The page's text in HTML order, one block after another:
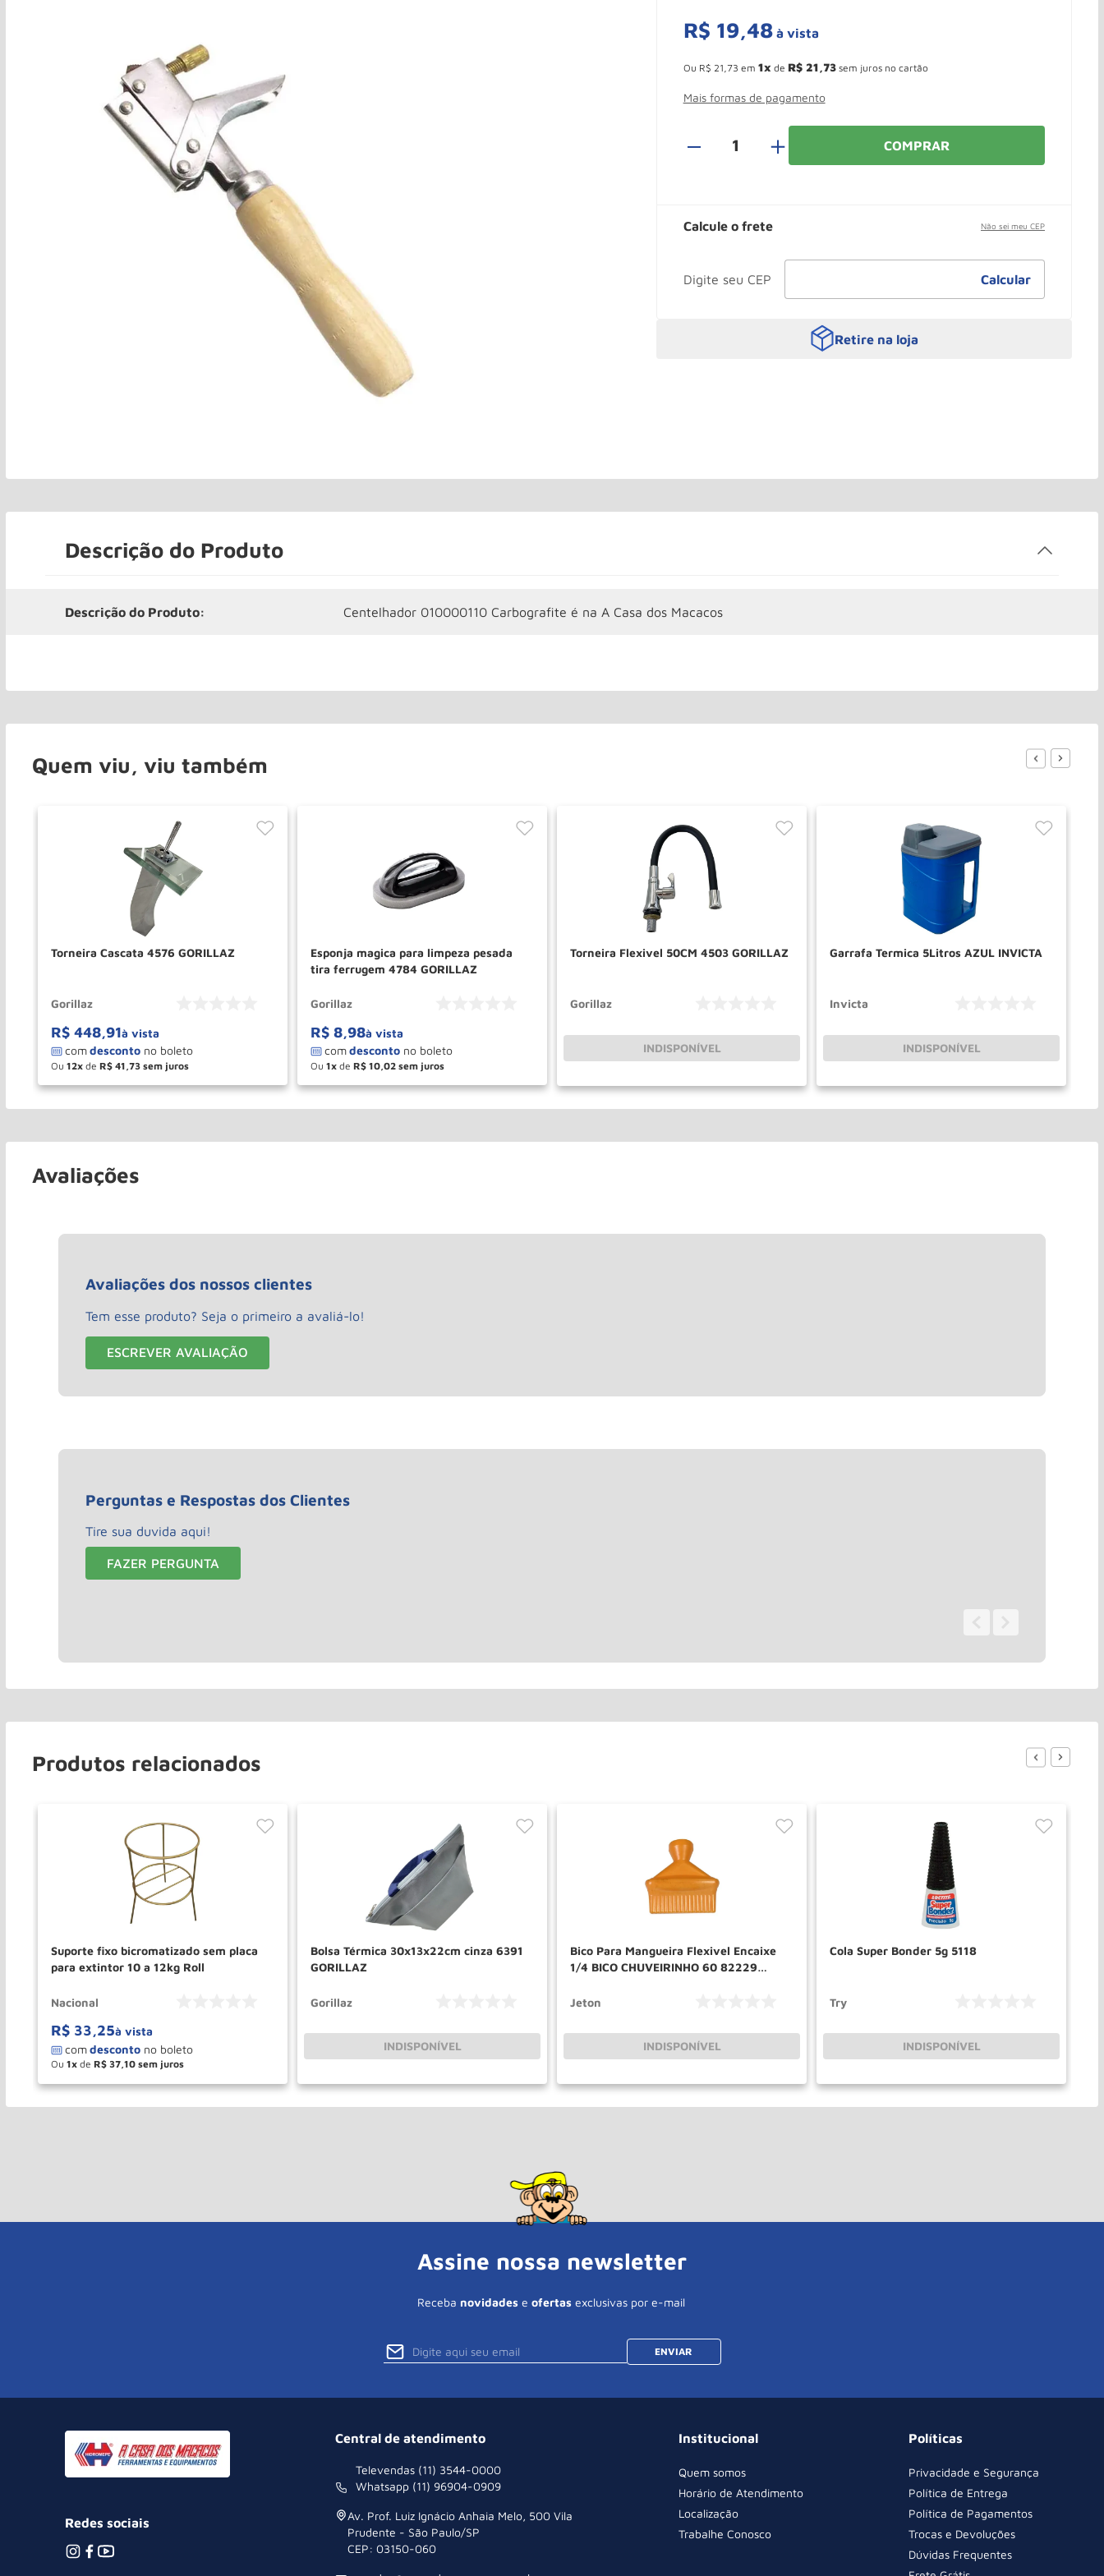
R$ 19,48à vista
Ou R$ 21 73 em 1 de R$ 21,73sem juros no cartão
Mais formas de pagamento
＋ COMPRAR
Calcule o frete Não sei meu CEP
Retire na loja
Descrição do Produto
Descrição do Produto: Centelhador 010000110 Carbografite é na A Casa dos Macacos
Quem viu, viu também
Torneira Cascata 4576 GORILLAZ
Gorillaz
R$ 448,91à vista
Ou 12 de R$ 41 73
＋
－ COMPRAR
Esponja magica para limpeza pesada
tira ferrugem 4784 GORILLAZ
Gorillaz
R$ 8,98à vista
Ou 1 de R$ 10 02
＋
－ COMPRAR
Torneira Flexivel 50CM 4503 GORILLAZ
Gorillaz
INDISPONÍVEL
Garrafa Termica 5Litros AZUL INVICTA
Invicta
INDISPONÍVEL
Avaliações
Avaliações dos nossos clientes
Tem esse produto? Seja o primeiro a avaliá-lo!
ESCREVER AVALIAÇÃO
Perguntas e Respostas dos Clientes
Tire sua duvida aqui!
FAZER PERGUNTA
Produtos relacionados
Suporte fixo bicromatizado sem placa
para extintor 10 a 12kg Roll
Nacional
R$ 33,25à vista
Ou 1 de R$ 37,10
＋
－ COMPRAR
Bolsa Térmica 30x13x22cm cinza 6391
GORILLAZ
Gorillaz
INDISPONÍVEL
Bico Para Mangueira Flexivel Encaixe
1/4 BICO CHUVEIRINHO 60 82229
Jeton
INDISPONÍVEL
Cola Super Bonder 5g 5118
Try
INDISPONÍVEL
Assine nossa newsletter
Receba novidades e ofertas exclusivas por e-mail
ENVIAR
Redes sociais
Central de atendimento
Televendas (11) 3544-0000
Whatsapp (11) 96904-0909
Av. Prof. Luiz Ignácio Anhaia Melo, 500 Vila
Prudente - São Paulo/SP
CEP: 03150-060
Institucional
Quem somos
Horário de Atendimento
Localização
Trabalhe Conosco
Políticas
Privacidade e Segurança
Política de Entrega
Política de Pagamentos
Trocas e Devoluções
Dúvidas Frequentes